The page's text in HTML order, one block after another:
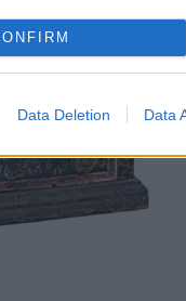
Data Deletion Data